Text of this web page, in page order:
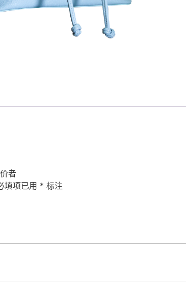
者
填项已用 * 标注